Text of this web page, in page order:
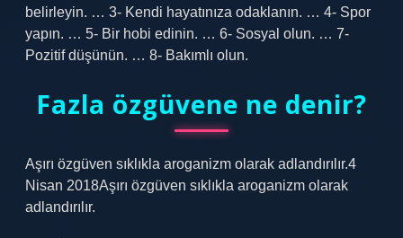
belirleyin. … 3- Kendi hayatınıza odaklanın. … 4- Spor
yapın. … 5- Bir hobi edinin. … 6- Sosyal olun. … 7-
Pozitif düşünün. … 8- Bakımlı olun.
Fazla özgüvene ne denir?
Aşırı özgüven sıklıkla aroganizm olarak adlandırılır.4
Nisan 2018Aşırı özgüven sıklıkla aroganizm olarak
adlandırılır.